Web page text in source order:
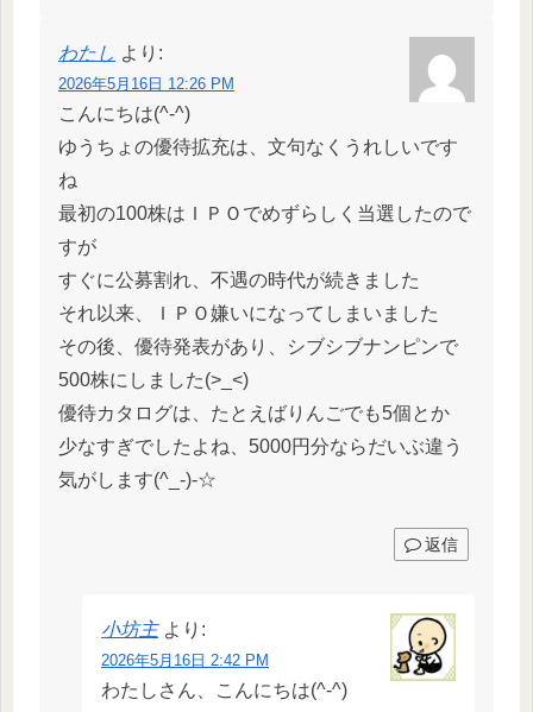
わたし より:
2026年5月16日 12:26 PM
こんにちは(^-^)
ゆうちょの優待拡充は、文句なくうれしいです
ね
最初の100株はＩＰＯでめずらしく当選したので
すが
すぐに公募割れ、不遇の時代が続きました
それ以来、ＩＰＯ嫌いになってしまいました
その後、優待発表があり、シブシブナンピンで
500株にしました(>_<)
優待カタログは、たとえばりんごでも5個とか
少なすぎでしたよね、5000円分ならだいぶ違う
気がします(^_-)-☆
返信
小坊主 より:
2026年5月16日 2:42 PM
わたしさん、こんにちは(^-^)